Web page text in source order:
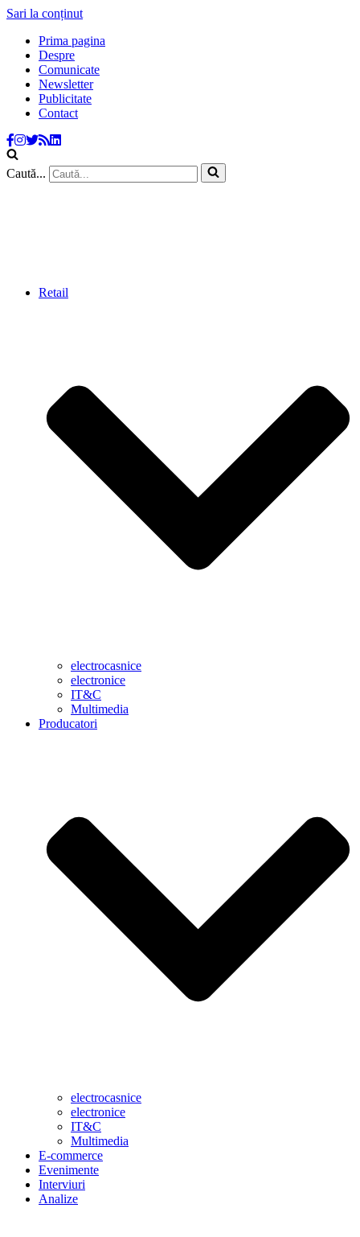
Sari la conținut
Prima pagina
Despre
Comunicate
Newsletter
Publicitate
Contact
Caută...
Retail
electrocasnice
electronice
IT&C
Multimedia
Producatori
electrocasnice
electronice
IT&C
Multimedia
E-commerce
Evenimente
Interviuri
Analize